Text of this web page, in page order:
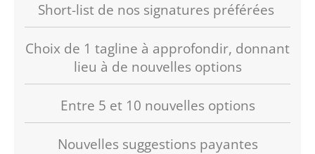
Short-list de nos signatures préférées
Choix de 1 tagline à approfondir, donnant
lieu à de nouvelles options
Entre 5 et 10 nouvelles options
Nouvelles suggestions payantes